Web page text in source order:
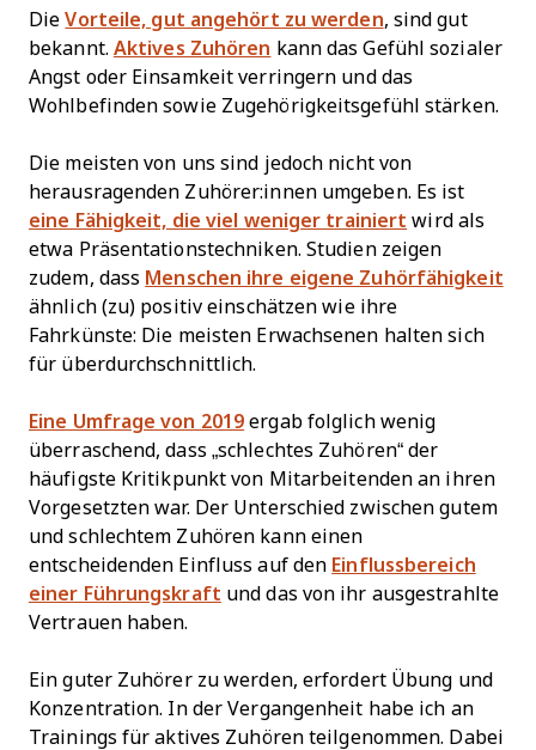
DieVorteile, gut angehört zu werden, sind gut
bekannt. Aktives Zuhören kann das Gefühl sozialer
Angst oder Einsamkeit verringern und das
Wohlbefinden sowie Zugehörigkeitsgefühl stärken.
Die meisten von uns sind jedoch nicht von
herausragenden Zuhörer:innen umgeben. Es ist
eine Fähigkeit, die viel weniger trainiert wird als
etwa Präsentationstechniken. Studien zeigen
zudem, dass Menschen ihre eigene Zuhörfähigkeit
ähnlich (zu) positiv einschätzen wie ihre
Fahrkünste: Die meisten Erwachsenen halten sich
für überdurchschnittlich.
Eine Umfrage von 2019 ergab folglich wenig
überraschend, dass „schlechtes Zuhören“ der
häufigste Kritikpunkt von Mitarbeitenden an ihren
Vorgesetzten war. Der Unterschied zwischen gutem
und schlechtem Zuhören kann einen
entscheidenden Einfluss auf den Einflussbereich
einer Führungskraft und das von ihr ausgestrahlte
Vertrauen haben.
Ein guter Zuhörer zu werden, erfordert Übung und
Konzentration. In der Vergangenheit habe ich an
Trainings für aktives Zuhören teilgenommen. Dabei